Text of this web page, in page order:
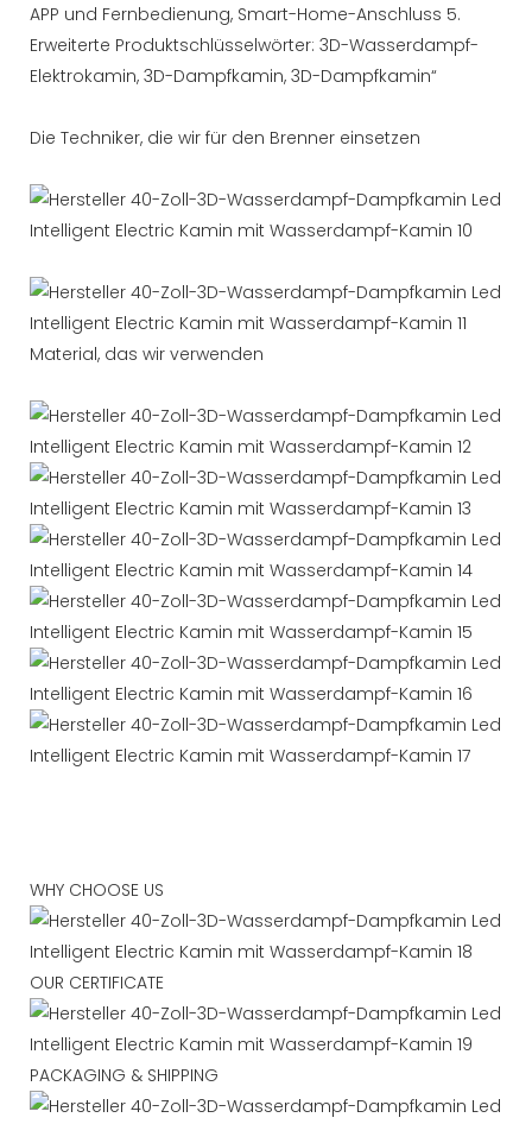
APP und Fernbedienung, Smart-Home-Anschluss 5.
Erweiterte Produktschlüsselwörter: 3D-Wasserdampf-
Elektrokamin, 3D-Dampfkamin, 3D-Dampfkamin“
Die Techniker, die wir für den Brenner einsetzen
Material, das wir verwenden
WHY CHOOSE US
OUR CERTIFICATE
PACKAGING & SHIPPING